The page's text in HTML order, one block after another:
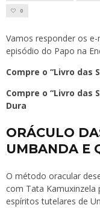
0
Vamos responder os
episódio do Papo na
Compre o “Livro das
Compre o “Livro das
Dura
ORÁCULO
UMBANDA E
O método oracular
com Tata
espíritos tutelares de